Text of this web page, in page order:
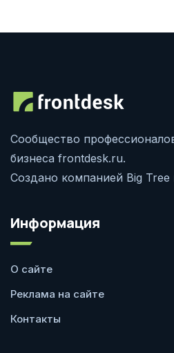
Сообщество
бизнеса frontdesk.ru.
Создано компанией Big Tree
Информация
О сайте
Реклама на сайте
Контакты